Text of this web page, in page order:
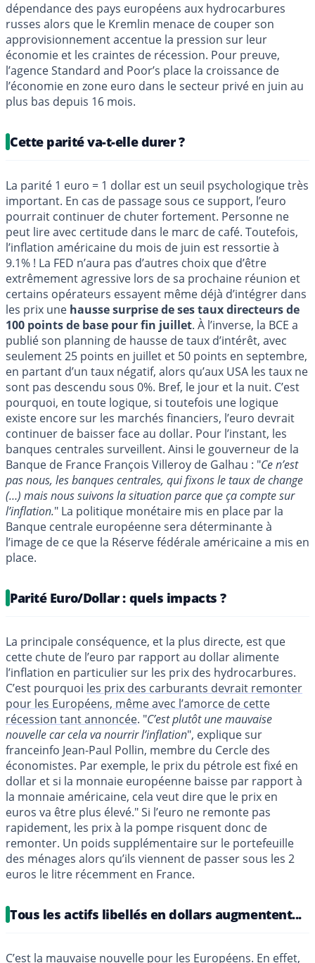
dépendance des pays européens aux hydrocarbures
russes alors que le Kremlin menace de couper son
approvisionnement accentue la pression sur leur
économie et les craintes de récession. Pour preuve,
l’agence Standard and Poor’s place la croissance de
l’économie en zone euro dans le secteur privé en juin au
plus bas depuis 16 mois.
Cette parité va-t-elle durer ?
La parité 1 euro = 1 dollar est un seuil psychologique très
important. En cas de passage sous ce support, l’euro
pourrait continuer de chuter fortement. Personne ne
peut lire avec certitude dans le marc de café. Toutefois,
l’inflation américaine du mois de juin est ressortie à
9.1% ! La FED n’aura pas d’autres choix que d’être
extrêmement agressive lors de sa prochaine réunion et
certains opérateurs essayent même déjà d’intégrer dans
les prix une hausse surprise de ses taux directeurs de
100 points de base pour fin juillet. À l’inverse, la BCE a
publié son planning de hausse de taux d’intérêt, avec
seulement 25 points en juillet et 50 points en septembre,
en partant d’un taux négatif, alors qu’aux USA les taux ne
sont pas descendu sous 0%. Bref, le jour et la nuit. C’est
pourquoi, en toute logique, si toutefois une logique
existe encore sur les marchés financiers, l’euro devrait
continuer de baisser face au dollar. Pour l’instant, les
banques centrales surveillent. Ainsi le gouverneur de la
Banque de France François Villeroy de Galhau : "Ce n’est
pas nous, les banques centrales, qui fixons le taux de change
(…) mais nous suivons la situation parce que ça compte sur
l’inflation." La politique monétaire mis en place par la
Banque centrale européenne sera déterminante à
l’image de ce que la Réserve fédérale américaine a mis en
place.
Parité Euro/Dollar : quels impacts ?
La principale conséquence, et la plus directe, est que
cette chute de l’euro par rapport au dollar alimente
l’inflation en particulier sur les prix des hydrocarbures.
C’est pourquoi les prix des carburants devrait remonter
pour les Européens, même avec l’amorce de cette
récession tant annoncée. "C’est plutôt une mauvaise
nouvelle car cela va nourrir l’inflation", explique sur
franceinfo Jean-Paul Pollin, membre du Cercle des
économistes. Par exemple, le prix du pétrole est fixé en
dollar et si la monnaie européenne baisse par rapport à
la monnaie américaine, cela veut dire que le prix en
euros va être plus élevé." Si l’euro ne remonte pas
rapidement, les prix à la pompe risquent donc de
remonter. Un poids supplémentaire sur le portefeuille
des ménages alors qu’ils viennent de passer sous les 2
euros le litre récemment en France.
Tous les actifs libellés en dollars augmentent...
C’est la mauvaise nouvelle pour les Européens. En effet,